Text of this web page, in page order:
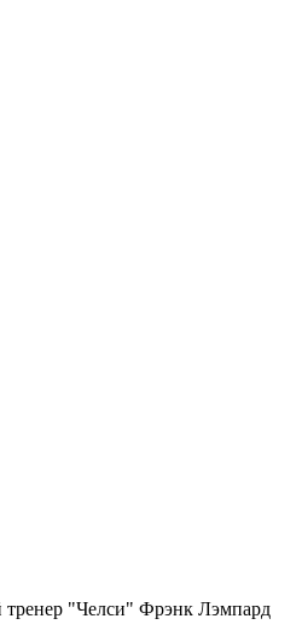
тренер "Челси" Фрэнк Лэмпард